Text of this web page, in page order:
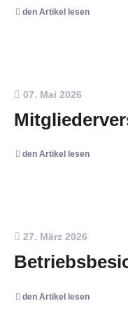
den Artikel lesen
07. Mai 2026
den Artikel lesen
27. März 2026
den Artikel lesen